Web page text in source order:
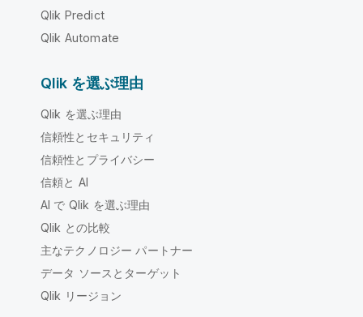
Qlik Predict
Qlik Automate
Qlik を選ぶ理由
Qlik を選ぶ理由
信頼性とセキュリティ
信頼性とプライバシー
信頼と AI
AI で Qlik を選ぶ理由
Qlik との比較
主なテクノロジー パートナー
データ ソースとターゲット
Qlik リージョン